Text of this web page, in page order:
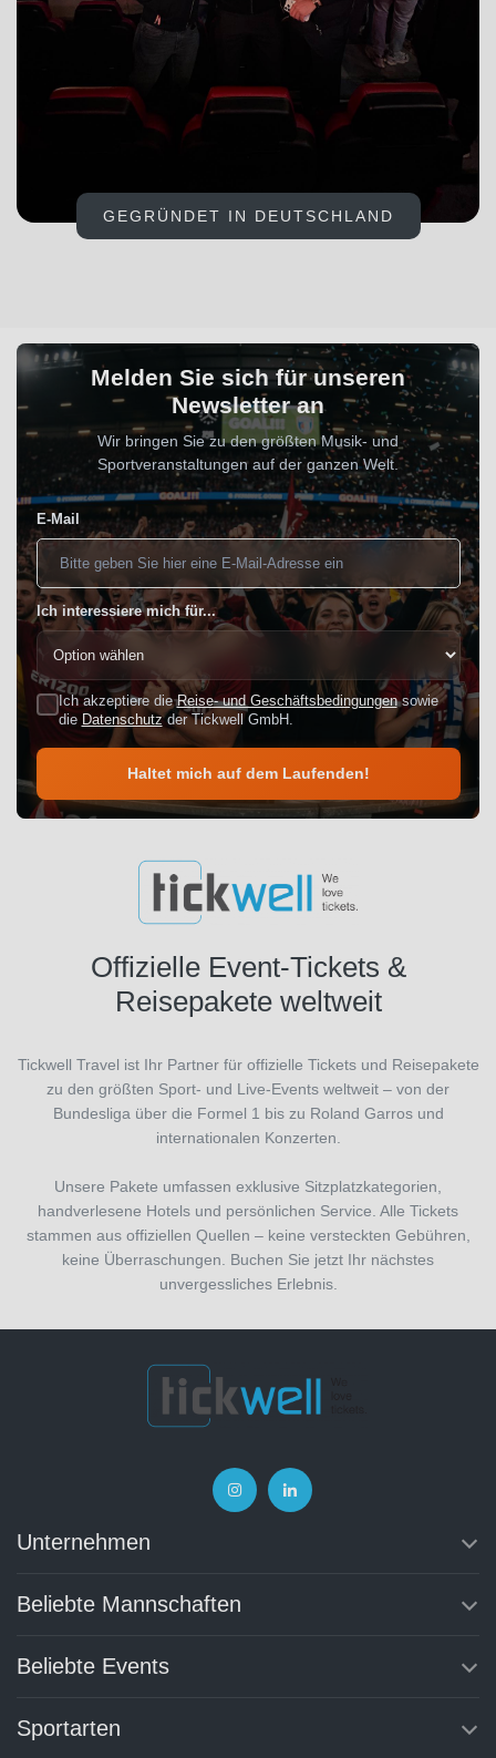
GEGRÜNDET IN DEUTSCHLAND
Melden Sie sich für unseren
Newsletter an
Wir bringen Sie zu den größten Musik- und
Sportveranstaltungen auf der ganzen Welt.
E-Mail
Ich interessiere mich für...
Ich akzeptiere dieReise- und Geschäftsbedingungensowie
die Datenschutzder Tickwell GmbH.
Haltet mich auf dem Laufenden!
Offizielle Event-Tickets &
Reisepakete weltweit
Tickwell Travel ist Ihr Partner für offizielle Tickets und Reisepakete
zu den größten Sport- und Live-Events weltweit – von der
Bundesliga über die Formel 1 bis zu Roland Garros und
internationalen Konzerten.
Unsere Pakete umfassen exklusive Sitzplatzkategorien,
handverlesene Hotels und persönlichen Service. Alle Tickets
stammen aus offiziellen Quellen – keine versteckten Gebühren,
keine Überraschungen. Buchen Sie jetzt Ihr nächstes
unvergessliches Erlebnis.
Unternehmen
Beliebte Mannschaften
Beliebte Events
Sportarten